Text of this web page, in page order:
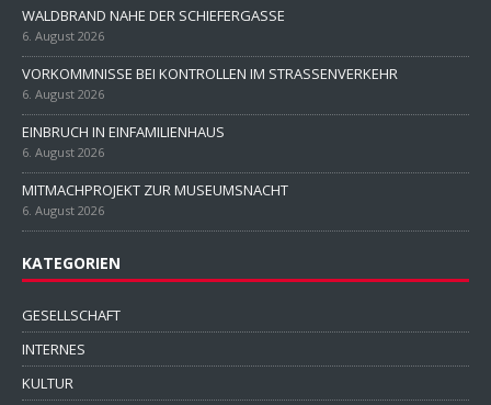
WALDBRAND NAHE DER SCHIEFERGASSE
6. August 2026
VORKOMMNISSE BEI KONTROLLEN IM STRASSENVERKEHR
6. August 2026
EINBRUCH IN EINFAMILIENHAUS
6. August 2026
MITMACHPROJEKT ZUR MUSEUMSNACHT
6. August 2026
KATEGORIEN
GESELLSCHAFT
INTERNES
KULTUR